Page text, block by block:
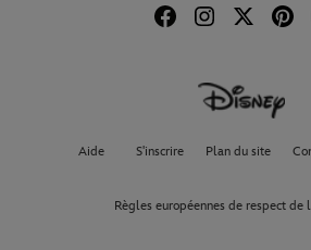
Aide S'inscrire Plan du site
Règles européennes de respect de